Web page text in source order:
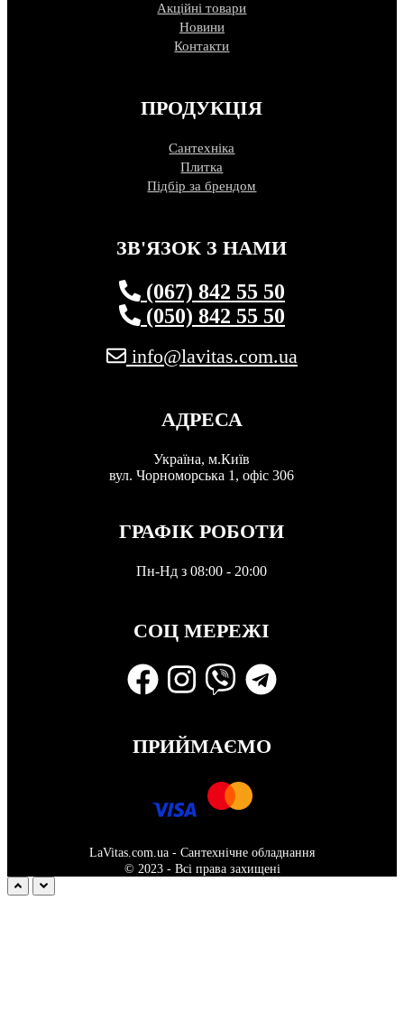
Акційні товари
Новини
Контакти
ПРОДУКЦІЯ
Сантехніка
Плитка
Підбір за брендом
ЗВ'ЯЗОК З НАМИ
(067) 842 55 50
(050) 842 55 50
info@lavitas.com.ua
АДРЕСА
Україна, м.Київ
вул. Чорноморська 1, офіс 306
ГРАФІК РОБОТИ
Пн-Нд з 08:00 - 20:00
СОЦ МЕРЕЖІ
ПРИЙМАЄМО
LaVitas.com.ua - Сантехнічне обладнання
© 2023 - Всі права захищені